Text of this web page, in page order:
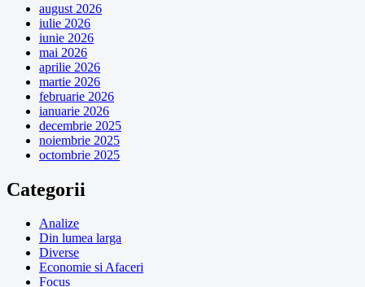
august 2026
iulie 2026
iunie 2026
mai 2026
aprilie 2026
martie 2026
februarie 2026
ianuarie 2026
decembrie 2025
noiembrie 2025
octombrie 2025
Categorii
Analize
Din lumea larga
Diverse
Economie si Afaceri
Focus